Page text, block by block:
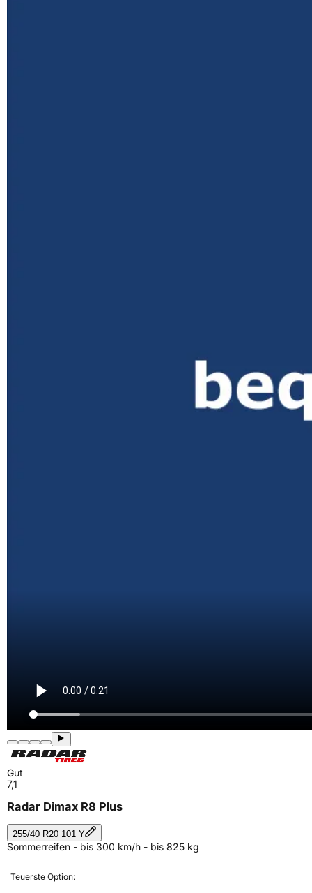
Gut
7,1
Radar Dimax R8 Plus
255/40 R20 101 Y
Sommerreifen - bis 300 km/h - bis 825 kg
Teuerste Option: